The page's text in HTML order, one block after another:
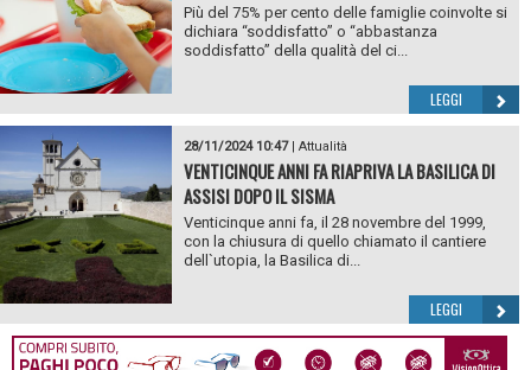
Più del 75% per cento delle famiglie coinvolte si
dichiara “soddisfatto” o “abbastanza
soddisfatto” della qualità del ci...
LEGGI
28/11/2024 10:47| Attualità
VENTICINQUE ANNI FA RIAPRIVA LA BASILICA DI
ASSISI DOPO IL SISMA
Venticinque anni fa, il 28 novembre del 1999,
con la chiusura di quello chiamato il cantiere
dell`utopia, la Basilica di...
LEGGI